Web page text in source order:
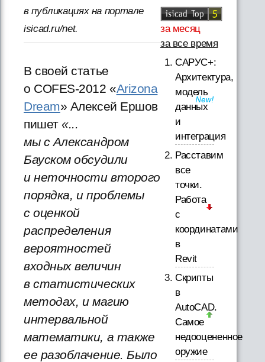
в публикациях на портале
isicad.ru/net.
В своей статье
о COFES-2012 «Arizona
Dream» Алексей Ершов
пишет«...
мы с Александром
Бауском обсудили
и неточности второго
порядка, и проблемы
с оценкой
распределения
вероятностей
входных величин
в статистических
методах, и магию
интервальной
математики, а также
ее разоблачение. Было
за месяц
за все время
САРУС+:
Архитектура,
модель
данных
и
интеграция
Расставим
все
точки.
Работа
с
координатами
в
Revit
Скрипты
в
AutoCAD.
Самое
недооцененное
оружие